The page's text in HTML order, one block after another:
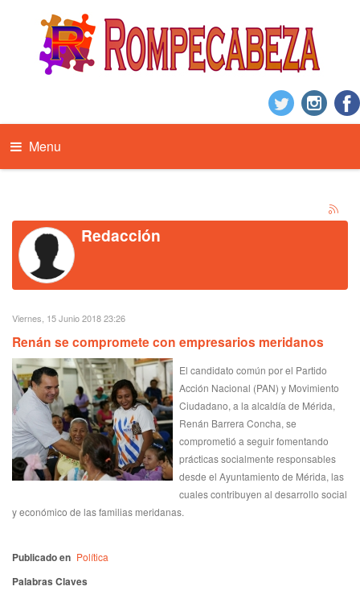
Menu
Redacción
Viernes, 15 Junio 2018 23:26
Renán se compromete con empresarios meridanos
El candidato común por el Partido
Acción Nacional (PAN) y Movimiento
Ciudadano, a la alcaldía de Mérida,
Renán Barrera Concha, se
comprometió a seguir fomentando
prácticas socialmente responsables
desde el Ayuntamiento de Mérida, las
cuales contribuyen al desarrollo social
y económico de las familias meridanas.
Publicado en Política
Palabras Claves